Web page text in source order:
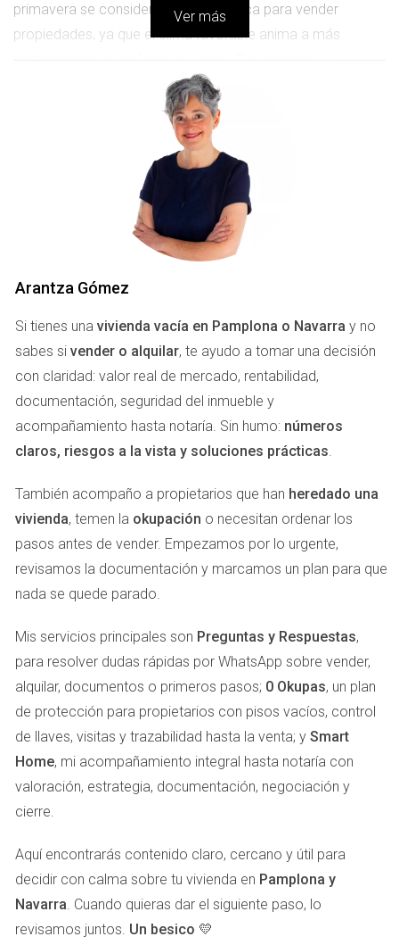
primavera se considera la mejor época para vender
propiedades, ya que el clima favorable anima a más
necesitas vender tu piso en una fecha específica, es
esencial planificar con anticipación. Expertos sugieren que
deberías listar tu propiedad al menos tres meses antes de
la fecha límite deseada. Esto proporciona tiempo
suficiente para atraer compradores y negociar
¿Por Qué Tres Meses?
Colocar tu piso en el mercado con tres meses de
tiempo para completar cualquier reparación o mejora
necesaria. Segundo, facilita un margen adecuado para la
fase de negociación, donde los compradores pueden
hacer ofertas y tú puedes evaluar las opciones. Por último,
le da tiempo a los agentes inmobiliarios para llevar a cabo
una estrategia de marketing eficaz y realizar jornadas de
PREPARACIÓN DEL PISO
La presentación de tu piso puede hacer la diferencia entre
una venta rápida y una propiedad estancada en el
dedicar tiempo a su preparación. Comienza por
despersonalizar el espacio; los compradores deben
visualizarse viviendo allí. Esto significa retirar fotos
familiares y objetos personales. Además, una limpieza
profunda es esencial. Considera contratar servicios de
home staging, que se especializan en decorar y organizar
espacios para atraer a los compradores potenciales.
claros puede hacer que los espacios se sientan más
amplios y luminosos.
Reparaciones Mínimas:Soluciona problemas
Ver más
Arantza Gómez
Si tienes una vivienda vacía en Pamplona o Navarra y no
sabes si vender o alquilar, te ayudo a tomar una decisión
con claridad: valor real de mercado, rentabilidad,
documentación, seguridad del inmueble y
acompañamiento hasta notaría. Sin humo: números
claros, riesgos a la vista y soluciones prácticas.
También acompaño a propietarios que han heredado una
vivienda, temen la okupación o necesitan ordenar los
pasos antes de vender. Empezamos por lo urgente,
revisamos la documentación y marcamos un plan para que
nada se quede parado.
Mis servicios principales son Preguntas y Respuestas,
para resolver dudas rápidas por WhatsApp sobre vender,
alquilar, documentos o primeros pasos; 0 Okupas, un plan
de protección para propietarios con pisos vacíos, control
de llaves, visitas y trazabilidad hasta la venta; y Smart
Home, mi acompañamiento integral hasta notaría con
valoración, estrategia, documentación, negociación y
cierre.
Aquí encontrarás contenido claro, cercano y útil para
decidir con calma sobre tu vivienda en Pamplona y
Navarra. Cuando quieras dar el siguiente paso, lo
revisamos juntos. Un besico 💛